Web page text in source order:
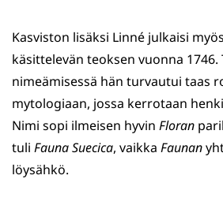
Kasviston lisäksi Linné julkaisi
käsittelevän teoksen vuonna 1746.
nimeämisessä hän turvautui taas
mytologiaan, jossa kerrotaan
Nimi sopi ilmeisen hyvin Floran
tuli Fauna Suecica, vaikka Faunan
löysähkö.